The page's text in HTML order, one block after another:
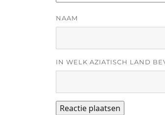
NAAM
IN WELK AZIATISCH LAND